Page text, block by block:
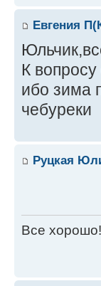
Евгения
К
ибо зима
чебуреки
Руцкая
Все хорошо!